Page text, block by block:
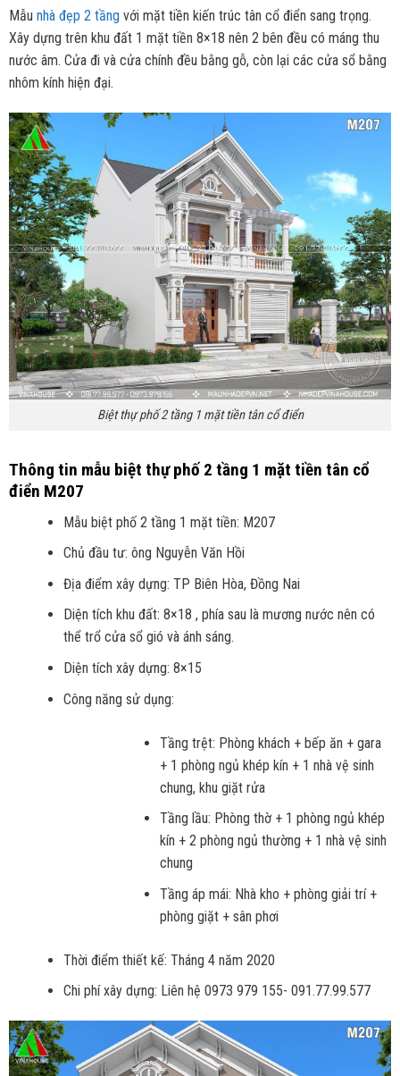
Mẫu nhà đẹp 2 tầng với mặt tiền kiến trúc tân cổ điển sang trọng.
Xây dựng trên khu đất 1 mặt tiền 8×18 nên 2 bên đều có máng thu
nước âm. Cửa đi và cửa chính đều bằng gỗ, còn lại các cửa sổ bằng
nhôm kính hiện đại.
Biệt thự phố 2 tầng 1 mặt tiền tân cổ điển
Thông tin mẫu biệt thự phố 2 tầng 1 mặt tiền tân cổ
điển M207
Mẫu biệt phố 2 tầng 1 mặt tiền: M207
Chủ đầu tư: ông Nguyễn Văn Hồi
Địa điểm xây dựng: TP Biên Hòa, Đồng Nai
Diện tích khu đất: 8×18 , phía sau là mương nước nên có
thể trổ cửa sổ gió và ánh sáng.
Diện tích xây dựng: 8×15
Công năng sử dụng:
Tầng trệt: Phòng khách + bếp ăn + gara
+ 1 phòng ngủ khép kín + 1 nhà vệ sinh
chung, khu giặt rửa
Tầng lầu: Phòng thờ + 1 phòng ngủ khép
kín + 2 phòng ngủ thường + 1 nhà vệ sinh
chung
Tầng áp mái: Nhà kho + phòng giải trí +
phòng giặt + sân phơi
Thời điểm thiết kế: Tháng 4 năm 2020
Chi phí xây dựng: Liên hệ 0973 979 155- 091.77.99.577